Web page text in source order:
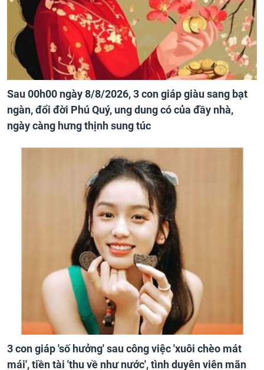
Sau 00h00 ngày 8/8/2026, 3 con giáp giàu sang bạt
ngàn, đổi đời Phú Quý, ung dung có của đầy nhà,
ngày càng hưng thịnh sung túc
3 con giáp 'số hưởng' sau công việc 'xuôi chèo mát
mái', tiền tài 'thu về như nước', tình duyên viên mãn